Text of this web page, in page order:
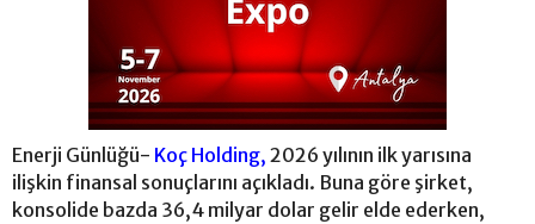
Enerji Günlüğü- Koç Holding, 2026 yılının ilk yarısına
ilişkin finansal sonuçlarını açıkladı. Buna göre şirket,
konsolide bazda 36,4 milyar dolar gelir elde ederken,